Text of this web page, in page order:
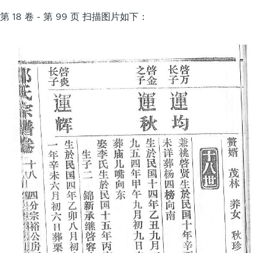
第 18 卷 - 第 99 页 扫描图片如下：